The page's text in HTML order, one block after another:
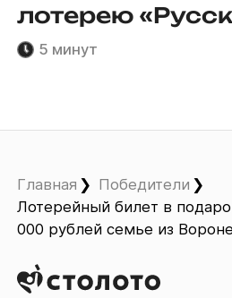
лотерею
5 минут
Главная
Победители
Лотерейный билет в
000 рублей семье из